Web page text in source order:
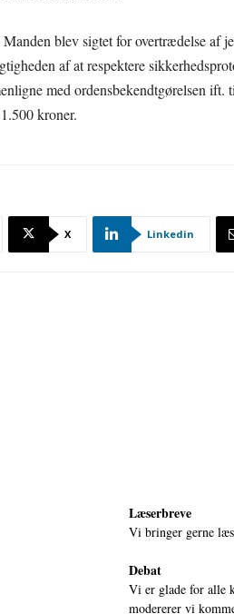
blev sigtet for overtrædelse af
af at respektere
med ordensbekendtgørelsen ift.
kroner.
X Linkedin
Læserbreve
Vi bringer gerne
Debat
Vi er glade for alle
modererer vi